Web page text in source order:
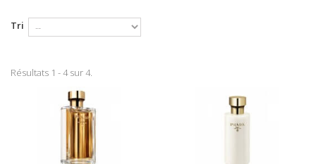
Tri
Résultats 1 - 4 sur 4.